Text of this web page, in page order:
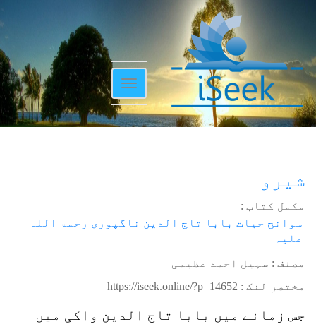
Toggle
navigation
شیرو
مکمل کتاب :
سوانح حیات بابا تاج الدین ناگپوری رحمۃ اللہ
علیہ
مصنف : سہیل احمد عظیمی
مختصر لنک : https://iseek.online/?p=14652
جس زمانے میں بابا تاج الدین واکی میں